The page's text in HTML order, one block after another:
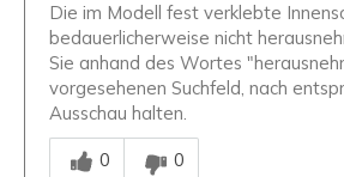
Die im Modell fest verklebte
bedauerlicherweise nicht
Sie anhand des Wortes
vorgesehenen Suchfeld, nach
Ausschau halten.
Mitarbeiter-Gutachter
0
0